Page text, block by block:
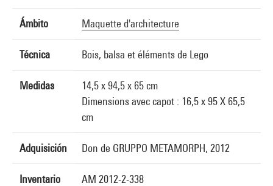
Ámbito Maquette d'architecture
Técnica Bois, balsa et éléments de Lego
Medidas
14,5 x 94,5 x 65 cm
Dimensions avec capot : 16,5 x 95 X 65,5
cm
Adquisición Don de GRUPPO METAMORPH, 2012
Inventario AM 2012-2-338